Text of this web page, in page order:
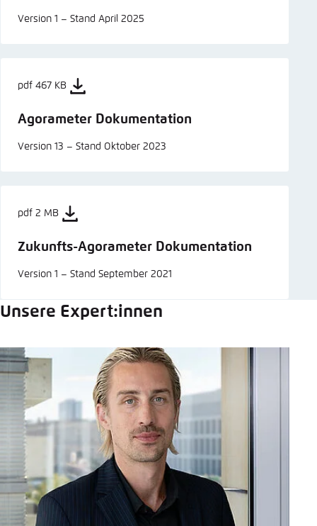
Version 1 – Stand April 2025
pdf 467 KB
Agorameter Dokumentation
Version 13 – Stand Oktober 2023
pdf 2 MB
Zukunfts-Agorameter Dokumentation
Version 1 – Stand September 2021
Unsere Expert:innen